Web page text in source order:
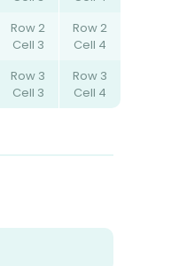
Row 2
Cell 3
Row 2
Cell 4
Row 3
Cell 3
Row 3
Cell 4